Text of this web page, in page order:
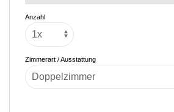
Anzahl
Zimmerart / Ausstattung